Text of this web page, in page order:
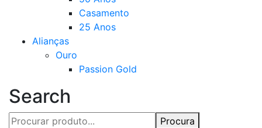
Casamento
25 Anos
Alianças
Ouro
Passion Gold
Search
Procura